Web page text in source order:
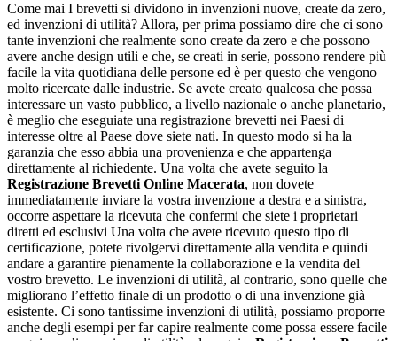
Come mai I brevetti si dividono in invenzioni nuove, create da zero,
ed invenzioni di utilità? Allora, per prima possiamo dire che ci sono
tante invenzioni che realmente sono create da zero e che possono
avere anche design utili e che, se creati in serie, possono rendere più
facile la vita quotidiana delle persone ed è per questo che vengono
molto ricercate dalle industrie. Se avete creato qualcosa che possa
interessare un vasto pubblico, a livello nazionale o anche planetario,
è meglio che eseguiate una registrazione brevetti nei Paesi di
interesse oltre al Paese dove siete nati. In questo modo si ha la
garanzia che esso abbia una provenienza e che appartenga
direttamente al richiedente. Una volta che avete seguito la
Registrazione Brevetti Online Macerata, non dovete
immediatamente inviare la vostra invenzione a destra e a sinistra,
occorre aspettare la ricevuta che confermi che siete i proprietari
diretti ed esclusivi Una volta che avete ricevuto questo tipo di
certificazione, potete rivolgervi direttamente alla vendita e quindi
andare a garantire pienamente la collaborazione e la vendita del
vostro brevetto. Le invenzioni di utilità, al contrario, sono quelle che
migliorano l’effetto finale di un prodotto o di una invenzione già
esistente. Ci sono tantissime invenzioni di utilità, possiamo proporre
anche degli esempi per far capire realmente come possa essere facile